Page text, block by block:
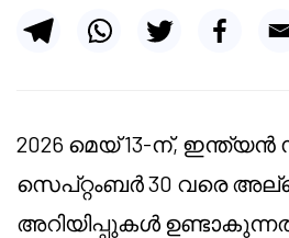
2026 മെയ് 13-ന്, ഇന്ത്യൻ
സെപ്റ്റംബർ 30 വരെ
അറിയിപ്പുകൾ